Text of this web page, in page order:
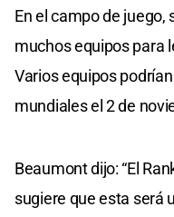
En el campo de juego,
muchos equipos para
Varios equipos
mundiales el 2 de
Beaumont dijo: “El
sugiere que esta será